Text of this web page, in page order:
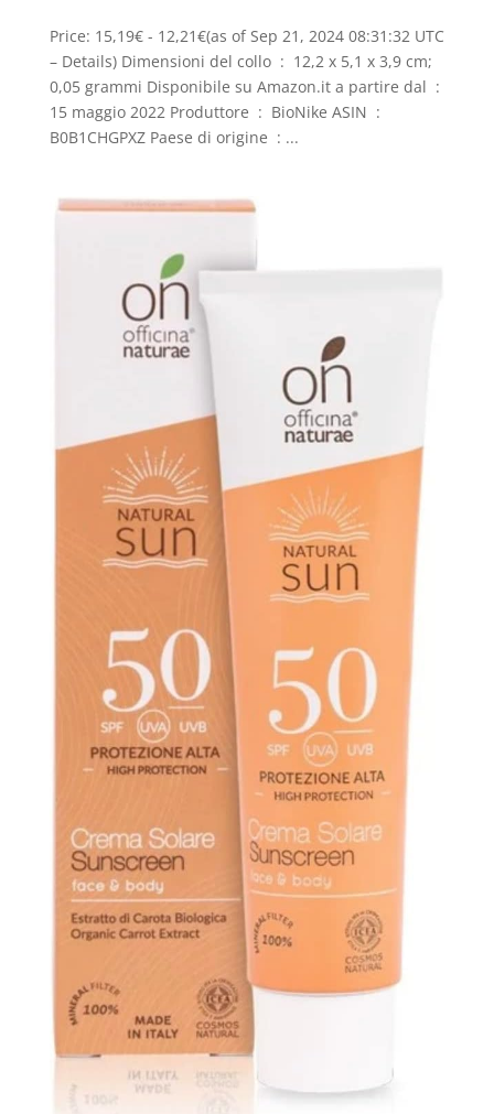
Price: 15,19€ - 12,21€(as of Sep 21, 2024 08:31:32 UTC
– Details) Dimensioni del collo ‏ : ‎ 12,2 x 5,1 x 3,9 cm;
0,05 grammi Disponibile su Amazon.it a partire dal ‏ : ‎
15 maggio 2022 Produttore ‏ : ‎ BioNike ASIN ‏ : ‎
B0B1CHGPXZ Paese di origine ‏ : ‎...